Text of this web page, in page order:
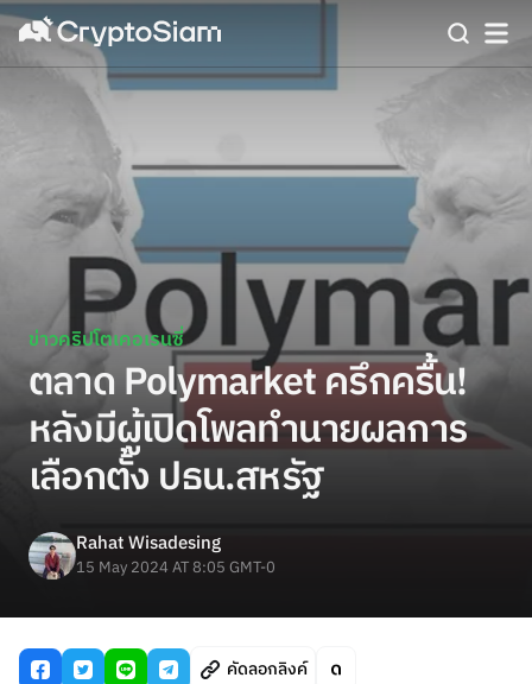
ข่าวคริปโตเคอเรนซี่
ตลาด Polymarket ครึกครื้น!
หลังมีผู้เปิดโพลทำนายผลการ
เลือกตั้ง ปธน.สหรัฐ
Rahat Wisadesing
15 May 2024 AT 8:05 GMT-0
คัดลอกลิงค์